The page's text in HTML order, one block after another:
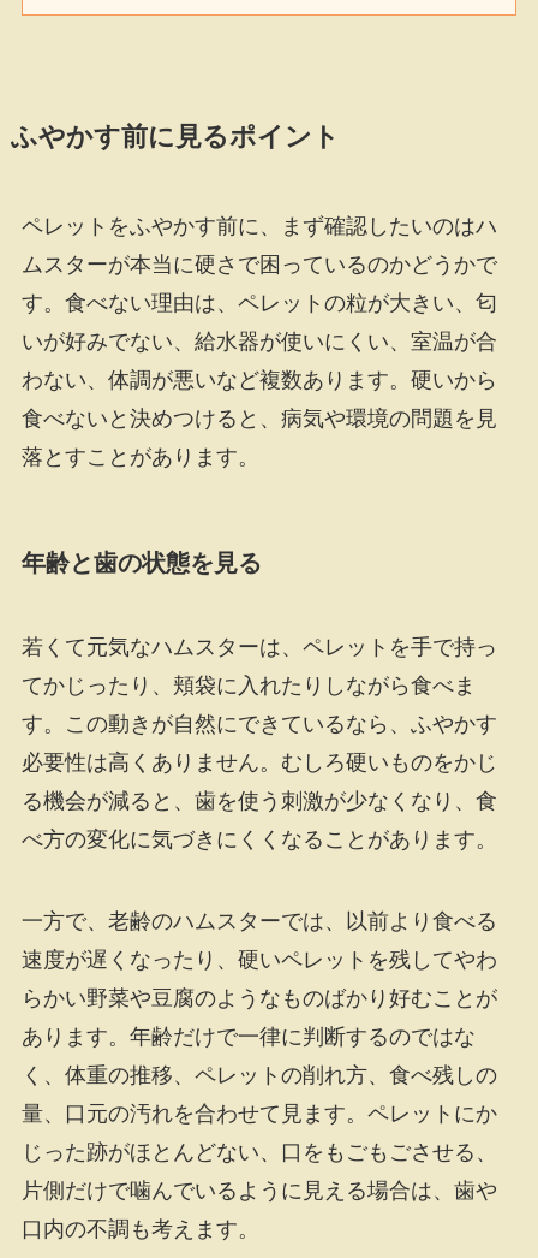
ふやかす前に見るポイント
ペレットをふやかす前に、まず確認したいのはハ
ムスターが本当に硬さで困っているのかどうかで
す。食べない理由は、ペレットの粒が大きい、匂
いが好みでない、給水器が使いにくい、室温が合
わない、体調が悪いなど複数あります。硬いから
食べないと決めつけると、病気や環境の問題を見
落とすことがあります。
年齢と歯の状態を見る
若くて元気なハムスターは、ペレットを手で持っ
てかじったり、頬袋に入れたりしながら食べま
す。この動きが自然にできているなら、ふやかす
必要性は高くありません。むしろ硬いものをかじ
る機会が減ると、歯を使う刺激が少なくなり、食
べ方の変化に気づきにくくなることがあります。
一方で、老齢のハムスターでは、以前より食べる
速度が遅くなったり、硬いペレットを残してやわ
らかい野菜や豆腐のようなものばかり好むことが
あります。年齢だけで一律に判断するのではな
く、体重の推移、ペレットの削れ方、食べ残しの
量、口元の汚れを合わせて見ます。ペレットにか
じった跡がほとんどない、口をもごもごさせる、
片側だけで噛んでいるように見える場合は、歯や
口内の不調も考えます。